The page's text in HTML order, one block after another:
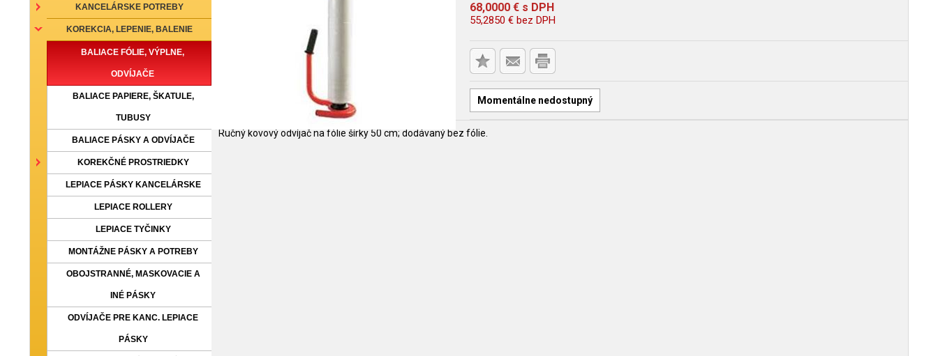
KANCELÁRSKE POTREBY
KOREKCIA, LEPENIE, BALENIE
BALIACE FÓLIE, VÝPLNE,
ODVÍJAČE
BALIACE PAPIERE, ŠKATULE,
TUBUSY
BALIACE PÁSKY A ODVÍJAČE
KOREKČNÉ PROSTRIEDKY
LEPIACE PÁSKY KANCELÁRSKE
LEPIACE ROLLERY
LEPIACE TYČINKY
MONTÁŽNE PÁSKY A POTREBY
OBOJSTRANNÉ, MASKOVACIE A
INÉ PÁSKY
ODVÍJAČE PRE KANC. LEPIACE
PÁSKY
68,0000 € s DPH
55,2850 € bez DPH
Momentálne nedostupný
Ručný kovový odvíjač na fólie šírky 50 cm; dodávaný bez fólie.